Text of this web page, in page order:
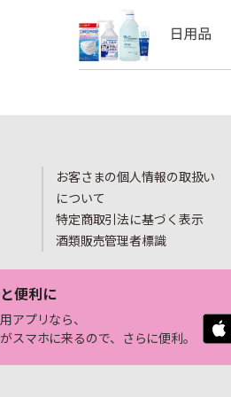
お客さまの個人情報の取扱い
について
特定商取引法に基づく表示
酒類販売管理者標識
便利に
アプリなら、
スマホに来るので、さらに便利。